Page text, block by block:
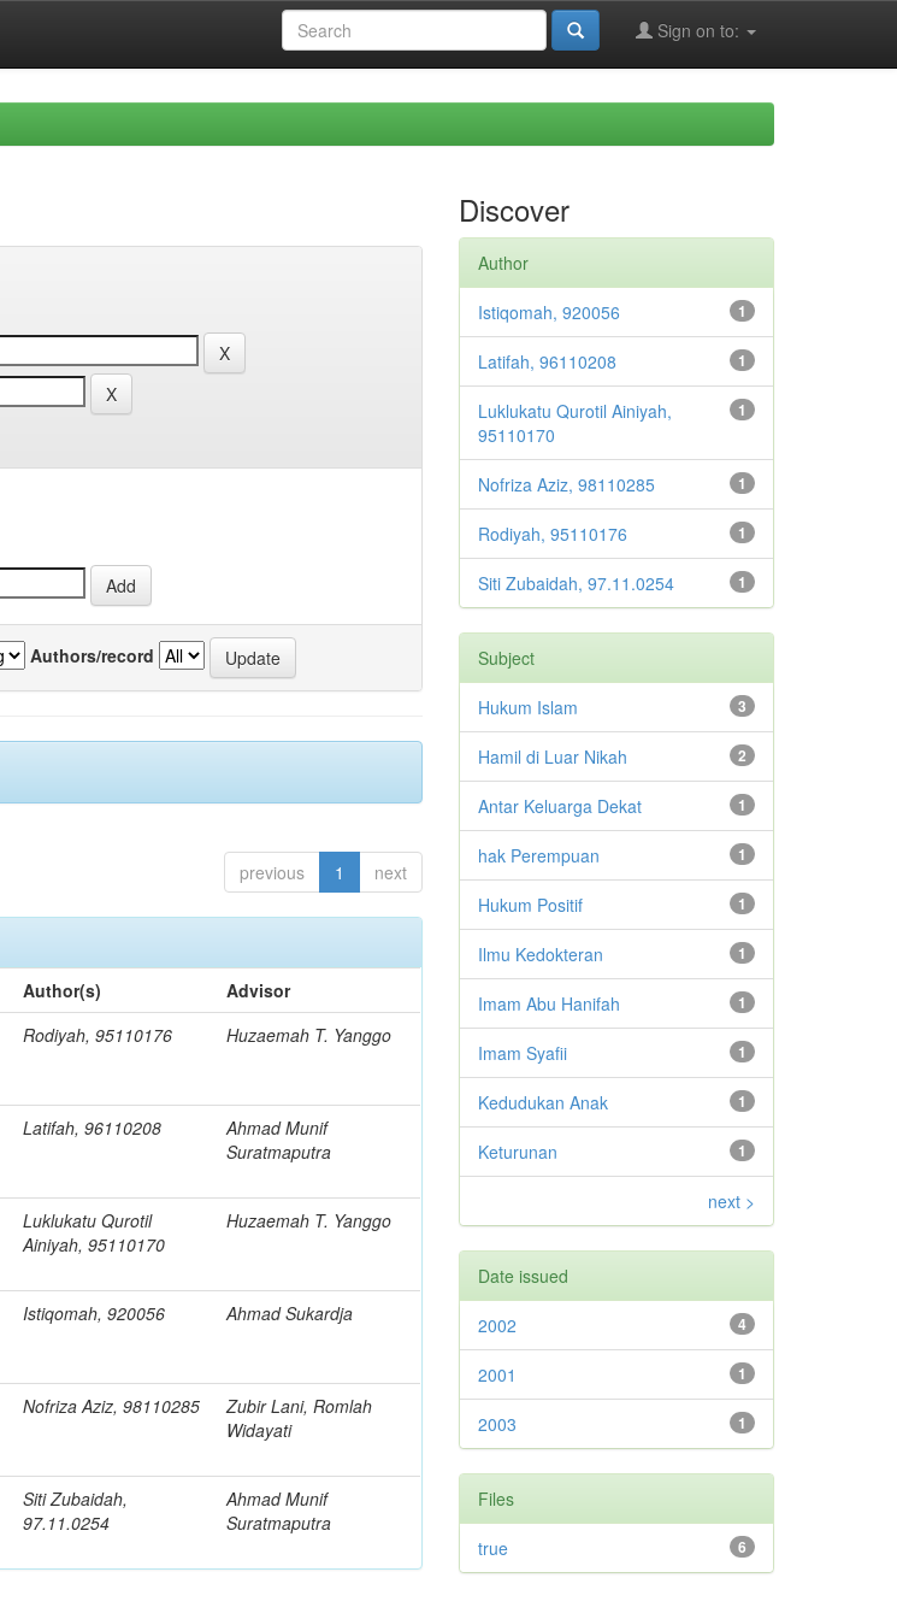
Sign on to:
Authors/record
previous 1 next
Author(s)
Advisor
Rodiyah, 95110176 Huzaemah T. Yanggo
Latifah, 96110208
Ahmad Munif
Suratmaputra
Luklukatu Qurotil
Ainiyah, 95110170
Huzaemah T. Yanggo
Istiqomah, 920056 Ahmad Sukardja
Nofriza Aziz, 98110285
Zubir Lani, Romlah
Widayati
Siti Zubaidah,
97.11.0254
Ahmad Munif
Suratmaputra
Discover
Author
1
Istiqomah, 920056
1
Latifah, 96110208
1
Luklukatu Qurotil Ainiyah,
95110170
1
Nofriza Aziz, 98110285
1
Rodiyah, 95110176
1
Siti Zubaidah, 97.11.0254
Subject
3
Hukum Islam
2
Hamil di Luar Nikah
1
Antar Keluarga Dekat
1
hak Perempuan
1
Hukum Positif
1
Ilmu Kedokteran
1
Imam Abu Hanifah
1
Imam Syafii
1
Kedudukan Anak
1
Keturunan
next >
Date issued
4
2002
1
2001
1
2003
Files
6
true